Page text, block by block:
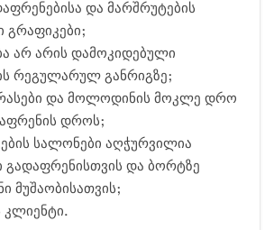
და მარშრუტების
არ არის დამოკიდებული
რეგულარულ განრიგზე;
და მოლოდინის მოკლე დრო
დროს;
სალონები აღჭურვილია
და ბორტზე
მუშაობისათვის;
კლიენტი.